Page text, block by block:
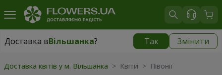
Доставка вВільшанка? Так Змінити
Доставка вВільшанка|
Доставка квітів у м. Вільшанка > Квіти > Півонії